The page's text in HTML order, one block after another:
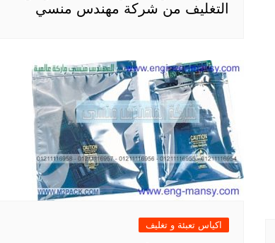
التغليف من شركة مهندس منسي
اكياس تعبئة و تغليف